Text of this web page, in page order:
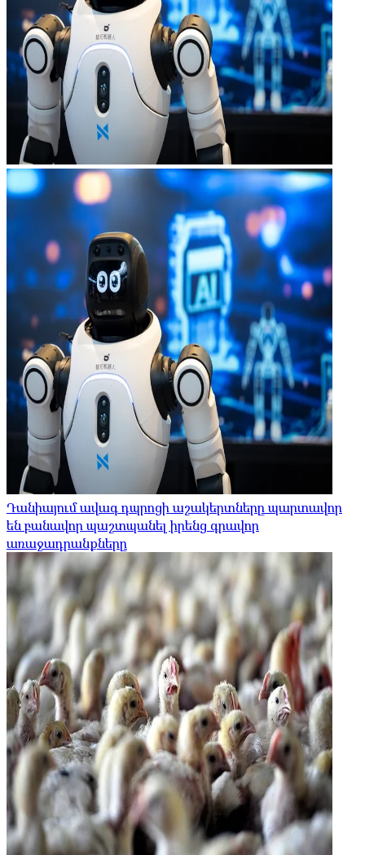
Դանիայում ավագ դպրոցի աշակերտները պարտավոր
են բանավոր պաշտպանել իրենց գրավոր
առաջադրանքները